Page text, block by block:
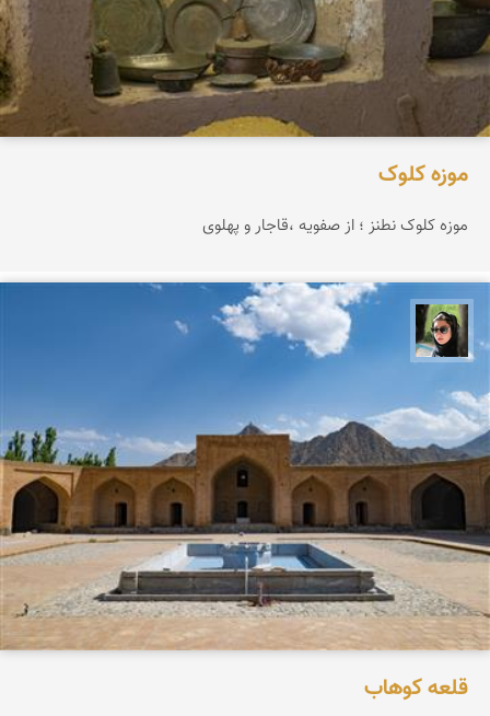
موزه کلوک
موزه کلوک نطنز ؛ از صفویه ،قاجار و پهلوی
سپیده اصلان
قلعه كوهاب